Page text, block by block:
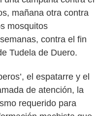
mañana otra contra
mosquitos
contra el fin
Tudela de Duero.
el espatarre y el
de atención, la
requerido para